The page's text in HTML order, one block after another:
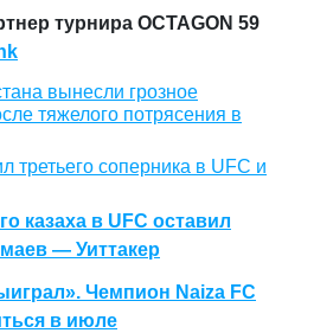
турнира OCTAGON 59
вынесли грозное
тяжелого потрясения в
третьего соперника в UFC и
казаха в UFC оставил
— Уиттакер
Чемпион Naiza FC
в июле